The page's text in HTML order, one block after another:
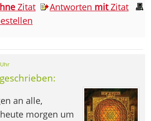
Zitat Antworten mitZitat
an alle,
morgen um